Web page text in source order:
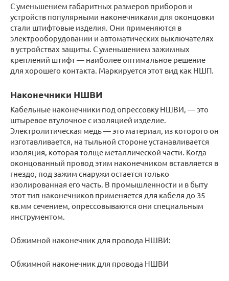
С уменьшением габаритных размеров приборов и
устройств популярными наконечниками для оконцовки
стали штифтовые изделия. Они применяются в
электрооборудовании и автоматических выключателях
в устройствах защиты. С уменьшением зажимных
креплений штифт — наиболее оптимальное решение
для хорошего контакта. Маркируется этот вид как НШП.
Наконечники НШВИ
Кабельные наконечники под опрессовку НШВИ, — это
штыревое втулочное с изоляцией изделие.
Электролитическая медь — это материал, из которого он
изготавливается, на тыльной стороне устанавливается
изоляция, которая толще металлической части. Когда
оконцованный провод этим наконечником вставляется в
гнездо, под зажим снаружи остается только
изолированная его часть. В промышленности и в быту
этот тип наконечников применяется для кабеля до 35
кв.мм сечением, опрессовываются они специальным
инструментом.
Обжимной наконечник для провода НШВИ:
Обжимной наконечник для провода НШВИ